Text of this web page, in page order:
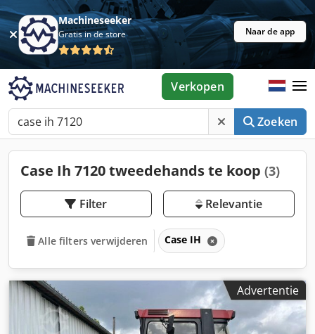
Machineseeker
Gratis in de store Naar de app
Zoeken
Verkopen
Case Ih 7120 tweedehands te koop (3)
Filter Relevantie
Alle filters verwijderen Case IH
Advertentie